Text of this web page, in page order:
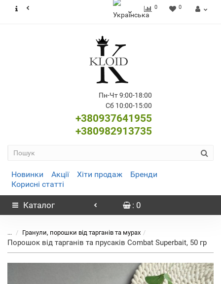
0 0
Пн-Чт 9:00-18:00
Сб 10:00-15:00
+380937641955
+380982913735
Новинки Акції Хіти продаж
Бренди
Корисні статті
Каталог : 0
... Гранули, порошки від тарганів та мурах
Порошок від тарганів та прусаків Combat Superbait, 50 гр